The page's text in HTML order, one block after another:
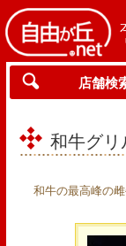
店舗検
和牛グリ
和牛の最高峰の